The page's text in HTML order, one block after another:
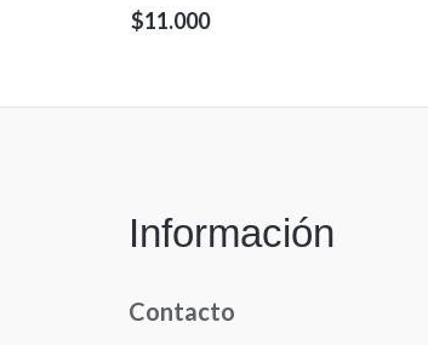
Valorado
en
$11.000
Información
Contacto